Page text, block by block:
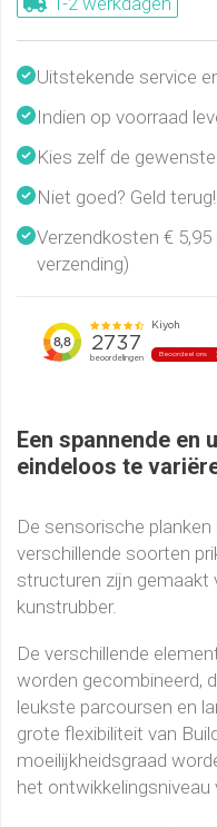
Uitstekende service
Indien op voorraad
Kies zelf de
Niet goed? Geld terug!
Verzendkosten €
verzending)
Een spannende en
eindeloos te
De sensorische
verschillende soorten
structuren zijn gemaakt
kunstrubber.
De verschillende
worden gecombineerd,
leukste parcoursen en
grote flexibiliteit van
moeilijkheidsgraad
het ontwikkelingsniveau